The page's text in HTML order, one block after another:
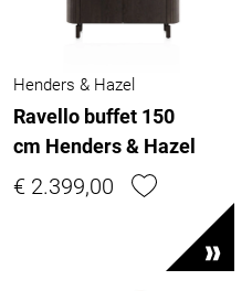
Henders & Hazel
Ravello buffet 150
cm Henders & Hazel
€ 2.399,00